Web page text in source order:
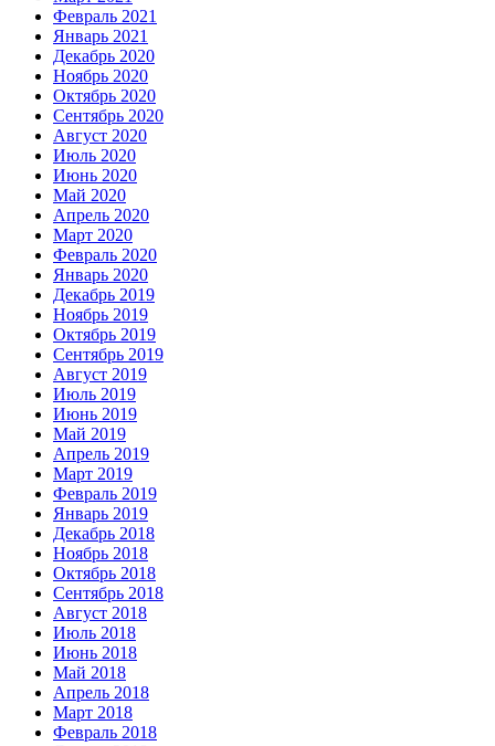
Февраль 2021
Январь 2021
Декабрь 2020
Ноябрь 2020
Октябрь 2020
Сентябрь 2020
Август 2020
Июль 2020
Июнь 2020
Май 2020
Апрель 2020
Март 2020
Февраль 2020
Январь 2020
Декабрь 2019
Ноябрь 2019
Октябрь 2019
Сентябрь 2019
Август 2019
Июль 2019
Июнь 2019
Май 2019
Апрель 2019
Март 2019
Февраль 2019
Январь 2019
Декабрь 2018
Ноябрь 2018
Октябрь 2018
Сентябрь 2018
Август 2018
Июль 2018
Июнь 2018
Май 2018
Апрель 2018
Март 2018
Февраль 2018